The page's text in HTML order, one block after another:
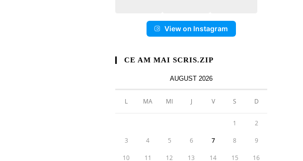
View on Instagram
CE AM MAI SCRIS.ZIP
AUGUST 2026
L MA MI J V S D
1 2
3 4 5 6 7 8 9
10 11 12 13 14 15 16